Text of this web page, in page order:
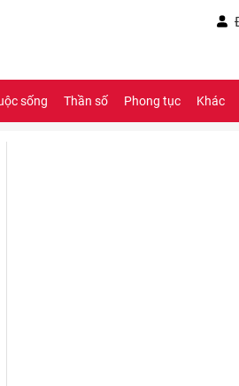
sống Thần số Phong tục Khác